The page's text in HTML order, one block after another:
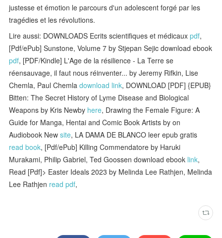
justesse et émotion le parcours d'un adolescent forgé par les
tragédies et les révolutions.
Lire aussi: DOWNLOADS Ecrits scientifiques et médicauxpdf,
[Pdf/ePub] Sunstone, Volume 7 by Stjepan Sejic download ebook
pdf, [PDF/Kindle] L'Age de la résilience - La Terre se
réensauvage, il faut nous réinventer... by Jeremy Rifkin, Lise
Chemla, Paul Chemladownload link, DOWNLOAD [PDF] {EPUB}
Bitten: The Secret History of Lyme Disease and Biological
Weapons by Kris Newby here, Drawing the Female Figure: A
Guide for Manga, Hentai and Comic Book Artists by on
Audiobook Newsite, LA DAMA DE BLANCO leer epub gratis
read book, [Pdf/ePub] Killing Commendatore by Haruki
Murakami, Philip Gabriel, Ted Goossen download ebook link,
Read [Pdf]> Easter Ideals 2023 by Melinda Lee Rathjen, Melinda
Lee Rathjen read pdf,